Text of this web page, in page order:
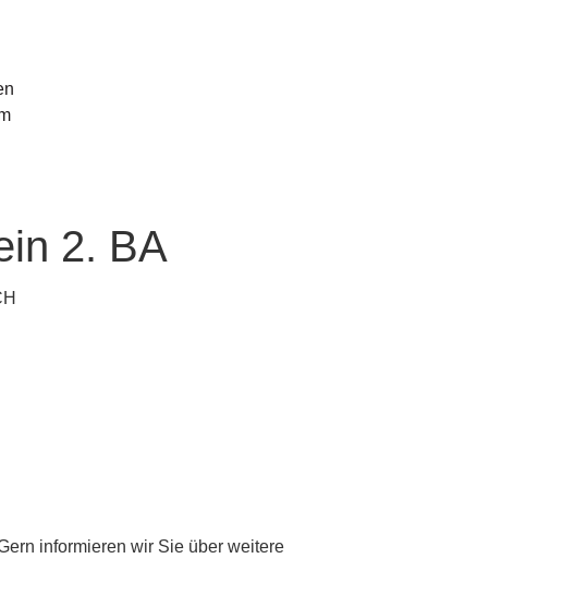
2. BA
informieren wir Sie über weitere